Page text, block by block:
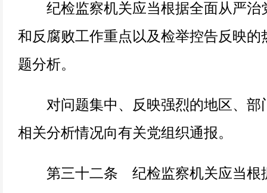
纪检监察机关应当根据全面从严治
和反腐败工作重点以及检举控告反映的
题分析。
对问题集中、反映强烈的地区、部
相关分析情况向有关党组织通报。
第三十二条 纪检监察机关应当根